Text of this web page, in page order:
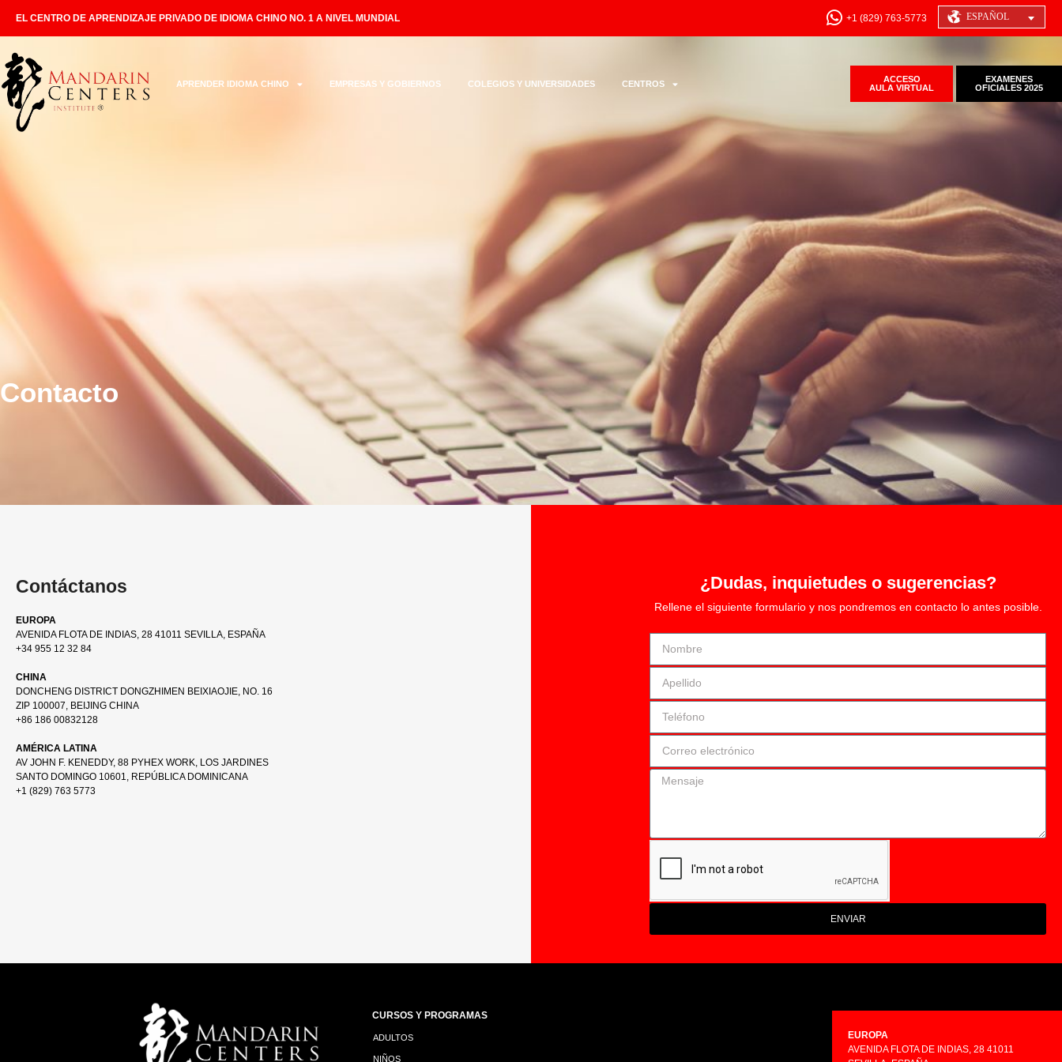
EL CENTRO DE APRENDIZAJE PRIVADO DE IDIOMA CHINO NO. 1 A NIVEL MUNDIAL +1 (829) 763-5773 ESPAÑOL
APRENDER IDIOMA CHINO EMPRESAS Y GOBIERNOS COLEGIOS Y UNIVERSIDADES CENTROS
ACCESO
AULA VIRTUAL
EXAMENES
OFICIALES 2025
Contacto
Contáctanos
EUROPA
AVENIDA FLOTA DE INDIAS, 28 41011 SEVILLA, ESPAÑA
+34 955 12 32 84
CHINA
DONCHENG DISTRICT DONGZHIMEN BEIXIAOJIE, NO. 16
ZIP 100007, BEIJING CHINA
+86 186 00832128
AMÉRICA LATINA
AV JOHN F. KENEDDY, 88 PYHEX WORK, LOS JARDINES
SANTO DOMINGO 10601, REPÚBLICA DOMINICANA
+1 (829) 763 5773
¿Dudas, inquietudes o sugerencias?
Rellene el siguiente formulario y nos pondremos en contacto lo antes posible.
ENVIAR
CURSOS Y PROGRAMAS
ADULTOS
NIÑOS
EUROPA
AVENIDA FLOTA DE INDIAS, 28 41011